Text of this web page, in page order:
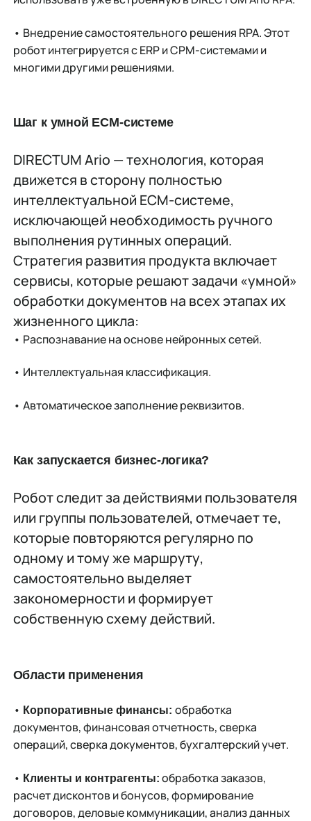
• Внедрение самостоятельного решения RPA. Этот
робот интегрируется с ЕRP и СРМ-системами и
многими другими решениями.
Шаг к умной ECM-системе
DIRECTUМ Ario — технология, которая
движется в сторону полностью
интеллектуальной ECM-системе,
исключающей необходимость ручного
выполнения рутинных операций.
Стратегия развития продукта включает
сервисы, которые решают задачи «умной»
обработки документов на всех этапах их
жизненного цикла:
• Распознавание на основе нейронных сетей.
• Интеллектуальная классификация.
• Автоматическое заполнение реквизитов.
Как запускается бизнес-логика?
Робот следит за действиями пользователя
или группы пользователей, отмечает те,
которые повторяются регулярно по
одному и тому же маршруту,
самостоятельно выделяет
закономерности и формирует
собственную схему действий.
Области применения
• Корпоративные финансы: обработка
документов, финансовая отчетность, сверка
операций, сверка документов, бухгалтерский учет.
• Клиенты и контрагенты: обработка заказов,
расчет дисконтов и бонусов, формирование
договоров, деловые коммуникации, анализ данных